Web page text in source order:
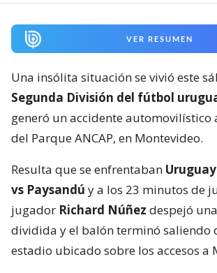
VER RESUMEN
Una insólita situación se vivió este
Segunda División del fútbol
generó un accidente automovilístico
del Parque ANCAP, en Montevideo.
Resulta que se enfrentaban
vs Paysandú y a los 23 minutos de
jugador Richard Núñez despejó
dividida y el balón terminó saliendo
estadio ubicado sobre los accesos a